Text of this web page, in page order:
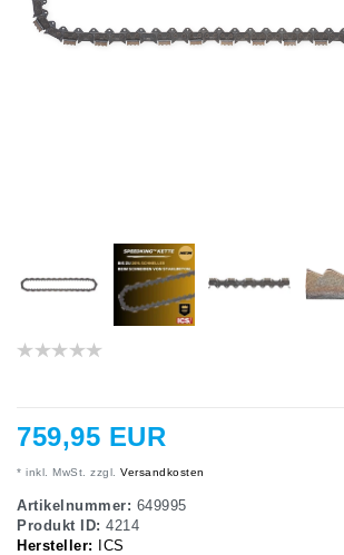
759,95 EUR
* inkl. MwSt. zzgl. Versandkosten
Artikelnummer: 649995
Produkt ID: 4214
Hersteller:
ICS